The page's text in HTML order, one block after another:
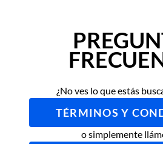
¿No ves lo que estás
TÉRMINOS Y
o simplemente